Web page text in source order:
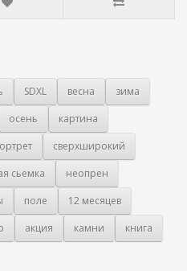
SDXL весна
зима
осень
картина
сверхширокий
сьемка
неопрен
поле
12 месяцев
акция камни
книга